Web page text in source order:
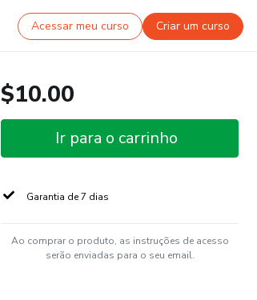
Acessar meu curso Criar um curso
$10.00
Ir para o carrinho
Garantia de 7 dias
Ao comprar o produto, as instruções de acesso
serão enviadas para o seu email.